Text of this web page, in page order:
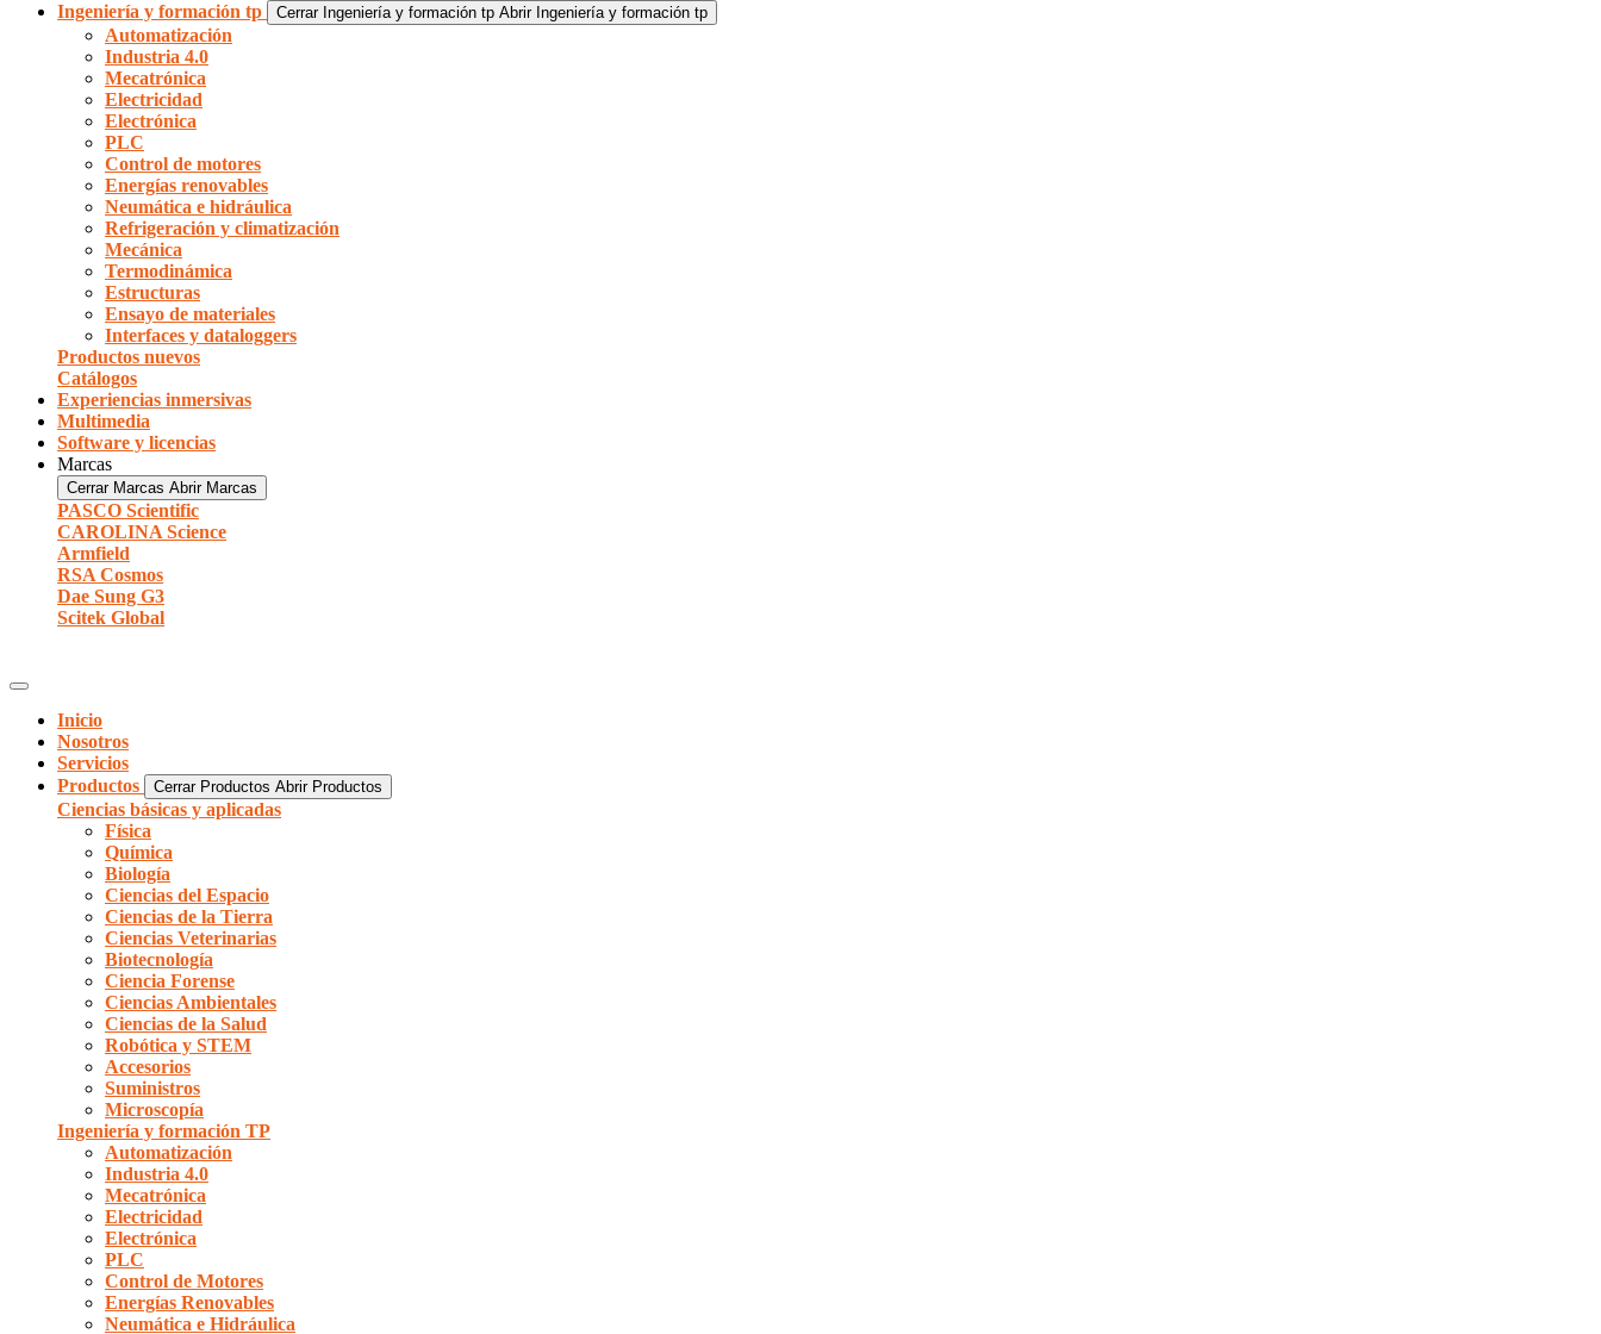
Ingeniería y formación tp
Cerrar Ingeniería y formación tp Abrir Ingeniería y formación tp
Automatización
Industria 4.0
Mecatrónica
Electricidad
Electrónica
PLC
Control de motores
Energías renovables
Neumática e hidráulica
Refrigeración y climatización
Mecánica
Termodinámica
Estructuras
Ensayo de materiales
Interfaces y dataloggers
Productos nuevos
Catálogos
Experiencias inmersivas
Multimedia
Software y licencias
Marcas
Cerrar Marcas Abrir Marcas
PASCO Scientific
CAROLINA Science
Armfield
RSA Cosmos
Dae Sung G3
Scitek Global
Inicio
Nosotros
Servicios
Productos
Cerrar Productos Abrir Productos
Ciencias básicas y aplicadas
Física
Química
Biología
Ciencias del Espacio
Ciencias de la Tierra
Ciencias Veterinarias
Biotecnología
Ciencia Forense
Ciencias Ambientales
Ciencias de la Salud
Robótica y STEM
Accesorios
Suministros
Microscopía
Ingeniería y formación TP
Automatización
Industria 4.0
Mecatrónica
Electricidad
Electrónica
PLC
Control de Motores
Energías Renovables
Neumática e Hidráulica